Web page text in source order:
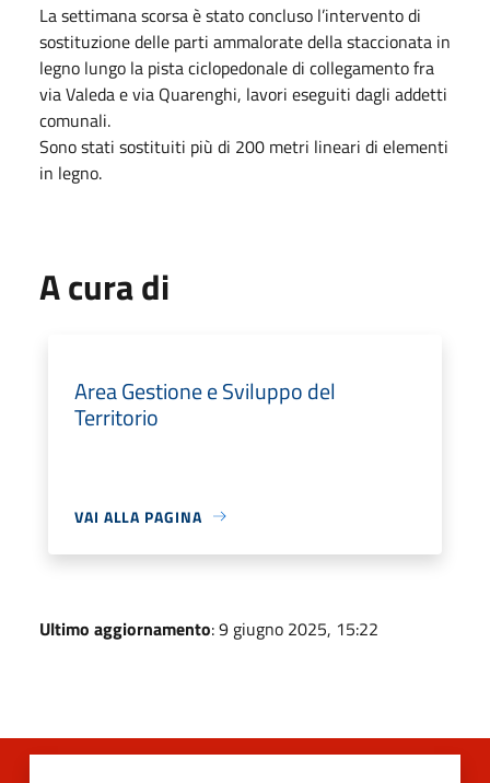
La settimana scorsa è stato concluso l’intervento di
sostituzione delle parti ammalorate della staccionata in
legno lungo la pista ciclopedonale di collegamento fra
via Valeda e via Quarenghi, lavori eseguiti dagli addetti
comunali.
Sono stati sostituiti più di 200 metri lineari di elementi
in legno.
A cura di
Area Gestione e Sviluppo del
Territorio
VAI ALLA PAGINA
Ultimo aggiornamento: 9 giugno 2025, 15:22